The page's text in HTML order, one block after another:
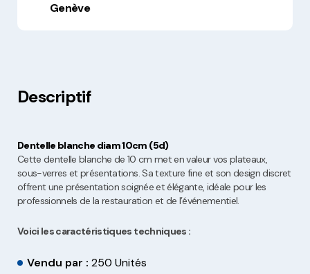
Genève
Descriptif
Dentelle blanche diam 10cm (5d)
Cette dentelle blanche de 10 cm met en valeur vos plateaux,
sous-verres et présentations. Sa texture fine et son design discret
offrent une présentation soignée et élégante, idéale pour les
professionnels de la restauration et de l’événementiel.
Voici les caractéristiques techniques :
Vendu par : 250 Unités